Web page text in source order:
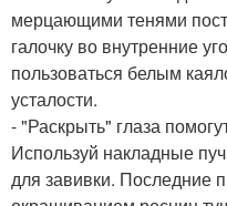
мерцающими тенями
галочку во внутренние
пользоваться белым
усталости.
- "Раскрыть" глаза
Используй накладные
для завивки. Последние